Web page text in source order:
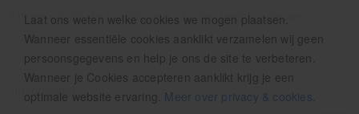
Laat ons weten welke cookies we mogen plaatsen.
Wanneer essentiële cookies aanklikt verzamelen wij geen
persoonsgegevens en help je ons de site te verbeteren.
Wanneer je Cookies accepteren aanklikt krijg je een
optimale website ervaring. Meer over privacy & cookies
Als eerste op de hoogte zijn van het laatste nieuws: